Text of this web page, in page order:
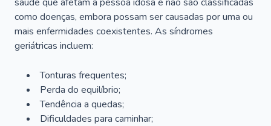
como doenças, embora possam ser causadas por uma ou
mais enfermidades coexistentes. As síndromes
geriátricas incluem:
Tonturas frequentes;
Perda do equilíbrio;
Tendência a quedas;
Dificuldades para caminhar;